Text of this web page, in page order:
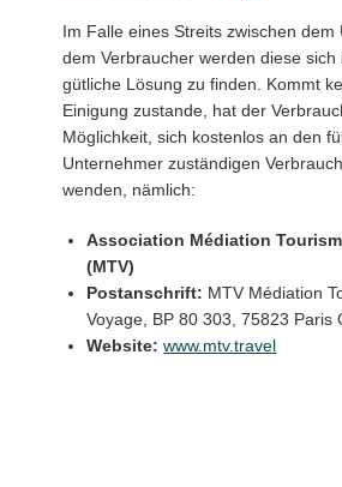
Im Falle eines Streits zwischen dem
dem Verbraucher werden diese
gütliche Lösung zu finden. Kommt
Einigung zustande, hat der
Möglichkeit, sich kostenlos an den
Unternehmer zuständigen
wenden, nämlich:
Association Médiation
(MTV)
Postanschrift: MTV Médiation
Voyage, BP 80 303, 75823 Paris
Website: www.mtv.travel